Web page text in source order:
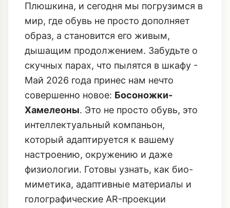
Плюшкина, и сегодня мы погрузимся в
мир, где обувь не просто дополняет
образ, а становится его живым,
дышащим продолжением. Забудьте о
скучных парах, что пылятся в шкафу -
Май 2026 года принес нам нечто
совершенно новое: Босоножки-
Хамелеоны. Это не просто обувь, это
интеллектуальный компаньон,
который адаптируется к вашему
настроению, окружению и даже
физиологии. Готовы узнать, как био-
миметика, адаптивные материалы и
голографические AR-проекции